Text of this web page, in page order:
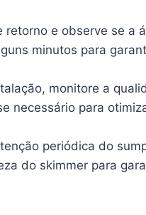
retorno e observe se a
minutos para
monitore a
necessário para
periódica do
do skimmer para